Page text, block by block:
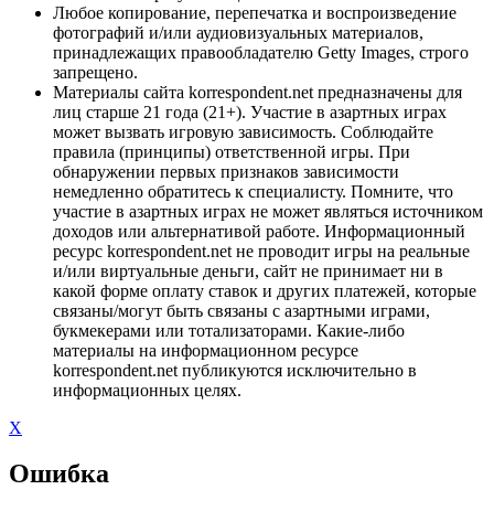
Любое копирование, перепечатка и воспроизведение
фотографий и/или аудиовизуальных материалов,
принадлежащих правообладателю Getty Images, строго
запрещено.
Материалы сайта korrespondent.net предназначены для
лиц старше 21 года (21+). Участие в азартных играх
может вызвать игровую зависимость. Соблюдайте
правила (принципы) ответственной игры. При
обнаружении первых признаков зависимости
немедленно обратитесь к специалисту. Помните, что
участие в азартных играх не может являться источником
доходов или альтернативой работе. Информационный
ресурс korrespondent.net не проводит игры на реальные
и/или виртуальные деньги, сайт не принимает ни в
какой форме оплату ставок и других платежей, которые
связаны/могут быть связаны с азартными играми,
букмекерами или тотализаторами. Какие-либо
материалы на информационном ресурсе
korrespondent.net публикуются исключительно в
информационных целях.
X
Ошибка